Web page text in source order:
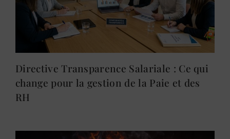
Directive Transparence Salariale : Ce qui
change pour la gestion de la Paie et des
RH